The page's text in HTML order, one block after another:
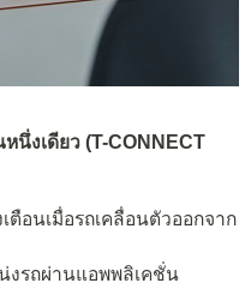
นึ่งเดียว (T-CONNECT
ตือนเมื่อรถเคลื่อนตัวออกจาก
งรถผ่านแอพพลิเคชั่น